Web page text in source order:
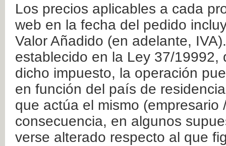
Los precios aplicables a cada
web en la fecha del pedido
Valor Añadido (en adelante,
establecido en la Ley 37/
dicho impuesto, la operación
en función del país de
que actúa el mismo
consecuencia, en algunos
verse alterado respecto al que